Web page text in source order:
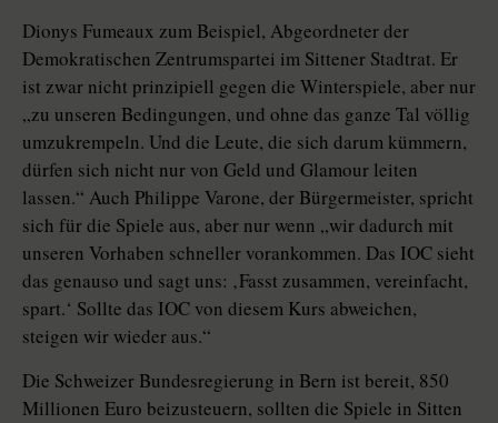
Dionys Fumeaux zum Beispiel, Abgeordneter der
Demokratischen Zen­trumspartei im Sittener Stadtrat. Er
ist zwar nicht prinzipiell gegen die Winterspiele, aber nur
„zu unseren Bedingungen, und ohne das ganze Tal völlig
umzukrempeln. Und die Leute, die sich darum kümmern,
dürfen sich nicht nur von Geld und Glamour leiten
lassen.“ Auch Philippe Varone, der Bürgermeister, spricht
sich für die Spiele aus, aber nur wenn „wir dadurch mit
unseren Vorhaben schneller vorankommen. Das IOC sieht
das genauso und sagt uns: ‚Fasst zusammen, vereinfacht,
spart.‘ Sollte das IOC von diesem Kurs abweichen,
steigen wir wieder aus.“
Die Schweizer Bundesregierung in Bern ist bereit, 850
Millionen Euro beizusteuern, sollten die Spiele in Sitten